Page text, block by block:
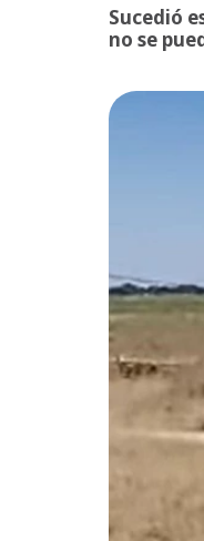
Sucedió
no se